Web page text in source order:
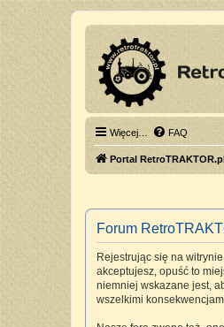
Więcej… FAQ
Portal
Forum
Rejestrując się na witrynie
akceptujesz, opuść to
niemniej wskazane jest,
wszelkimi